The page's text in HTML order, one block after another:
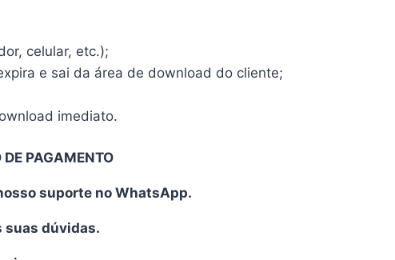
celular, etc.);
e sai da área de download do cliente;
imediato.
PAGAMENTO
suporte no WhatsApp.
suas dúvidas.